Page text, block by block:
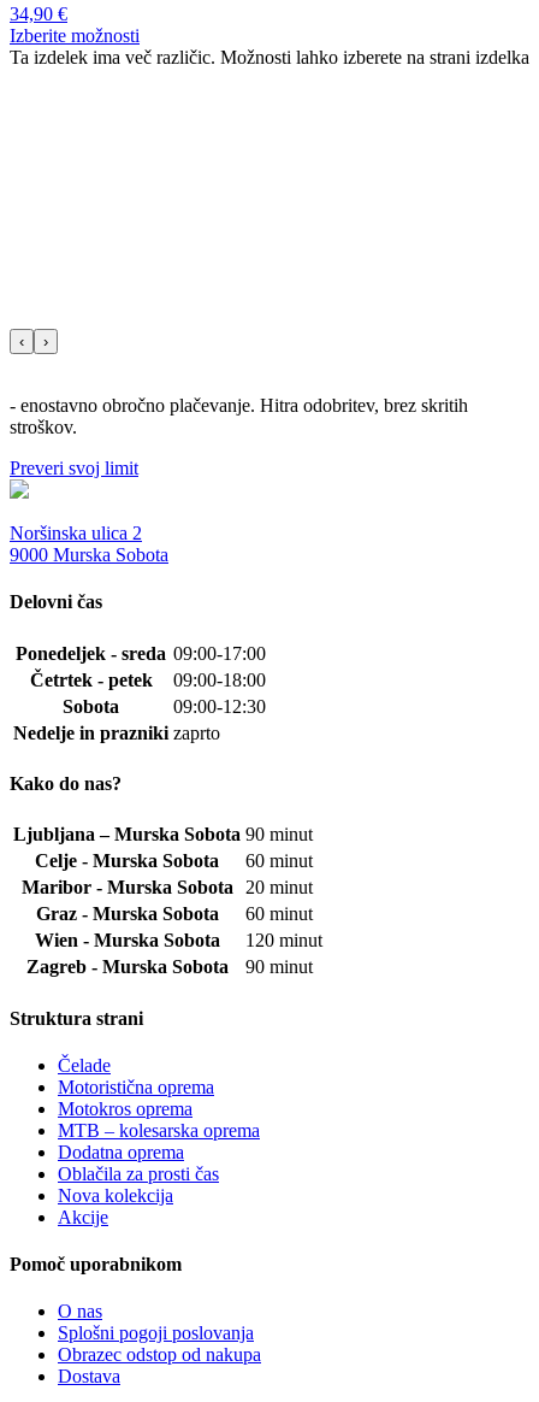
34,90 €
Izberite možnosti
Ta izdelek ima več različic. Možnosti lahko izberete na strani izdelka
‹ ›
- enostavno obročno plačevanje. Hitra odobritev, brez skritih
stroškov.
Preveri svoj limit
Noršinska ulica 2
9000 Murska Sobota
Delovni čas
Ponedeljek - sreda 09:00-17:00
Četrtek - petek
09:00-18:00
Sobota
09:00-12:30
Nedelje in prazniki zaprto
Kako do nas?
Ljubljana – Murska Sobota 90 minut
Celje - Murska Sobota
60 minut
Maribor - Murska Sobota
20 minut
Graz - Murska Sobota
60 minut
Wien - Murska Sobota
120 minut
Zagreb - Murska Sobota
90 minut
Struktura strani
Čelade
Motoristična oprema
Motokros oprema
MTB – kolesarska oprema
Dodatna oprema
Oblačila za prosti čas
Nova kolekcija
Akcije
Pomoč uporabnikom
O nas
Splošni pogoji poslovanja
Obrazec odstop od nakupa
Dostava